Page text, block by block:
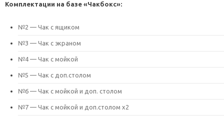
Комплектации на базе «Чакбокс»:
№2 — Чак с ящиком
№3 — Чак с экраном
№4 — Чак с мойкой
№5 — Чак с доп.столом
№6 — Чак с мойкой и доп. столом
№7 — Чак с мойкой и доп.столом х2